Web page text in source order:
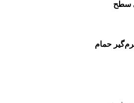
سطح
حمام